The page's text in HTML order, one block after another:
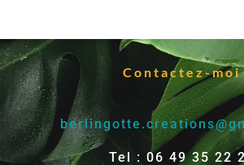
Contactez-moi
Tel : 06 49 35 22